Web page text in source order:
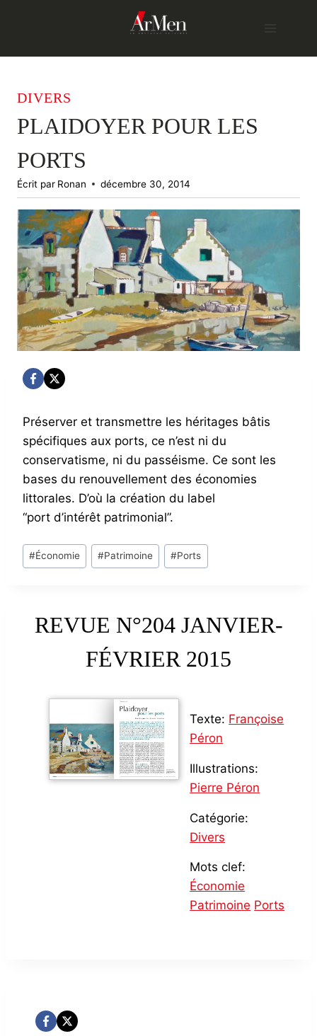
DIVERS
PLAIDOYER POUR LES
PORTS
Écrit par Ronan décembre 30, 2014
Préserver et transmettre les héritages bâtis
spécifiques aux ports, ce n’est ni du
conservatisme, ni du passéisme. Ce sont les
bases du renouvellement des économies
littorales. D’où la création du label
“port d’intérêt patrimonial”.
Post
Tags:
#Économie #Patrimoine #Ports
REVUE N°204 JANVIER-
FÉVRIER 2015
Texte: Françoise
Péron
Illustrations:
Pierre Péron
Catégorie:
Divers
Mots clef:
Économie
Patrimoine Ports